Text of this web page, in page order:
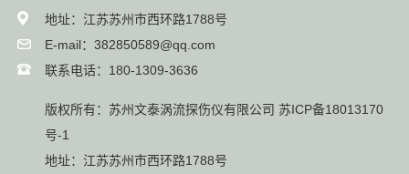
地址：江苏苏州市西环路1788号
E-mail：382850589@qq.com
联系电话：180-1309-3636
版权所有：苏州文泰涡流探伤仪有限公司 苏ICP备18013170
号-1
地址：江苏苏州市西环路1788号